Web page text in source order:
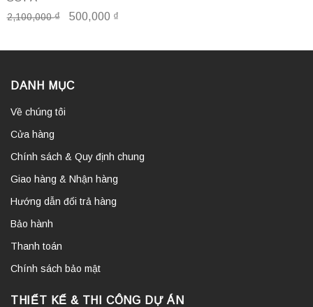
2,100,000₫ 500,000 ₫
DANH MỤC
Về chúng tôi
Cửa hàng
Chính sách & Quy định chung
Giao hàng & Nhận hàng
Hướng dẫn đổi trả hàng
Bảo hành
Thanh toán
Chính sách bảo mật
THIẾT KẾ & THI CÔNG DỰ ÁN